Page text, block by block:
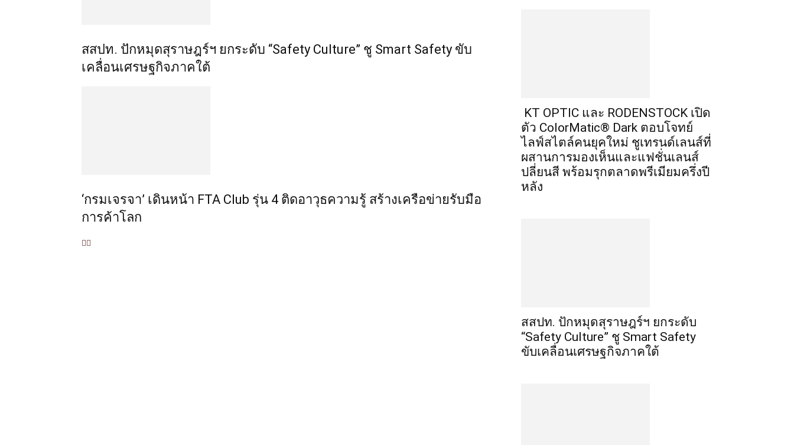
สสปท. ปักหมุดสุราษฎร์ฯ ยกระดับ “Safety Culture” ชู Smart Safety ขับ
เคลื่อนเศรษฐกิจภาคใต้
‘กรมเจรจา’ เดินหน้า FTA Club รุ่น 4 ติดอาวุธความรู้ สร้างเครือข่ายรับมือ
การค้าโลก
KT OPTIC และ RODENSTOCK เปิด
ตัว ColorMatic® Dark ตอบโจทย์
ไลฟ์สไตล์คนยุคใหม่ ชูเทรนด์เลนส์ที่
ผสานการมองเห็นและแฟชั่นเลนส์
ปลี่ยนสี พร้อมรุกตลาดพรีเมียมครึ่งปี
หลัง
สสปท. ปักหมุดสุราษฎร์ฯ ยกระดับ
“Safety Culture” ชู Smart Safety
ขับเคลื่อนเศรษฐกิจภาคใต้